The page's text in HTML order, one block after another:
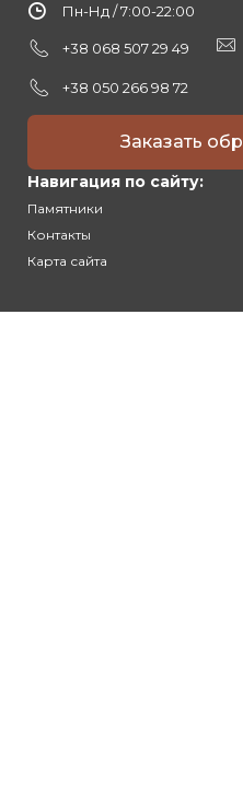
Пн-Нд / 7:00-22:00
+38 068 507 29 49
+38 050 266 98 72
Заказать
Навигация по сайту:
Памятники
Контакты
Карта сайта